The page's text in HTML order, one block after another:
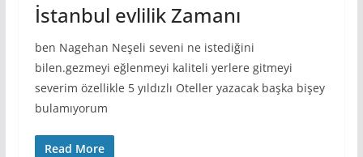
İstanbul evlilik Zamanı
ben Nagehan Neşeli seveni ne istediğini
bilen.gezmeyi eğlenmeyi kaliteli yerlere gitmeyi
severim özellikle 5 yıldızlı Oteller yazacak başka bişey
bulamıyorum
Read More